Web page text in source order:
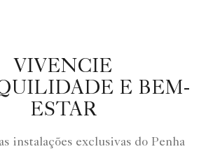
VIVENCIE
E BEM-
ESTAR
instalações exclusivas do Penha